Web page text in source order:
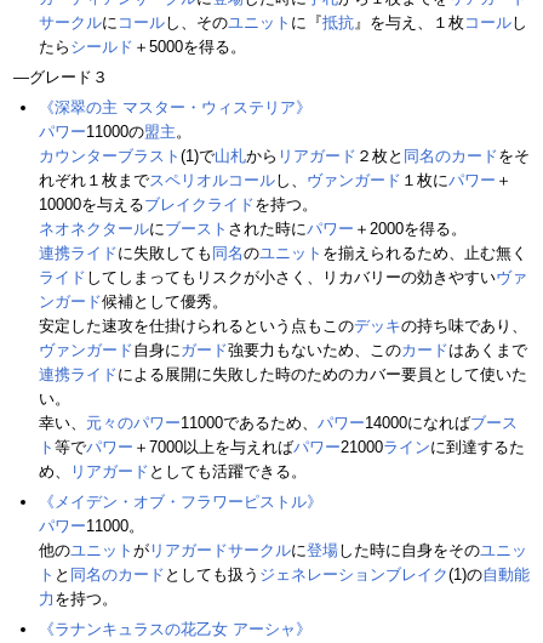
サークルに コールし、そのユニット に『抵抗』を与え、１枚コールし
たら シールド ＋5000を得る。
―グレード３
《深翠の主 マスター・ウィステリア》
パワー11000の盟主。
カウンターブラスト (1)で山札から リアガード ２枚と 同名のカードをそ
れぞれ１枚までスペリオルコールし、 ヴァンガード １枚にパワー ＋
10000を与えるブレイクライドを持つ。
ネオネクタールにブースト された時にパワー ＋2000を得る。
連携ライドに失敗しても 同名のユニット を揃えられるため、止む無く
ライド してしまってもリスクが小さく、リカバリーの効きやすいヴァ
ンガード候補として優秀。
安定した速攻を仕掛けられるという点もこのデッキの持ち味であり、
ヴァンガード自身にガード強要力もないため、このカードはあくまで
連携ライドによる展開に失敗した時のためのカバー要員として使いた
い。
幸い、 元々のパワー11000であるため、 パワー14000になればブース
ト 等でパワー ＋7000以上を与えればパワー21000ラインに到達するた
め、
リアガード としても活躍できる。
《メイデン・オブ・フラワーピストル》
パワー11000。
他のユニット が リアガードサークルに登場した時に自身をそのユニッ
ト と 同名のカード としても扱う ジェネレーションブレイク(1)の自動能
力 を持つ。
《ラナンキュラスの花乙女 アーシャ》